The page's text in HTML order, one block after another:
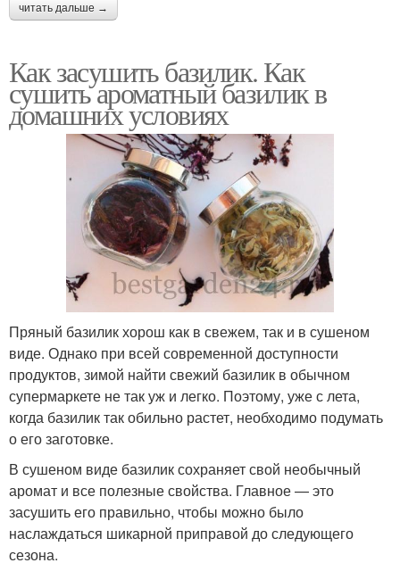
читать дальше →
Как засушить базилик. Как
сушить ароматный базилик в
домашних условиях
Пряный базилик хорош как в свежем, так и в сушеном
виде. Однако при всей современной доступности
продуктов, зимой найти свежий базилик в обычном
супермаркете не так уж и легко. Поэтому, уже с лета,
когда базилик так обильно растет, необходимо подумать
о его заготовке.
В сушеном виде базилик сохраняет свой необычный
аромат и все полезные свойства. Главное — это
засушить его правильно, чтобы можно было
наслаждаться шикарной приправой до следующего
сезона.